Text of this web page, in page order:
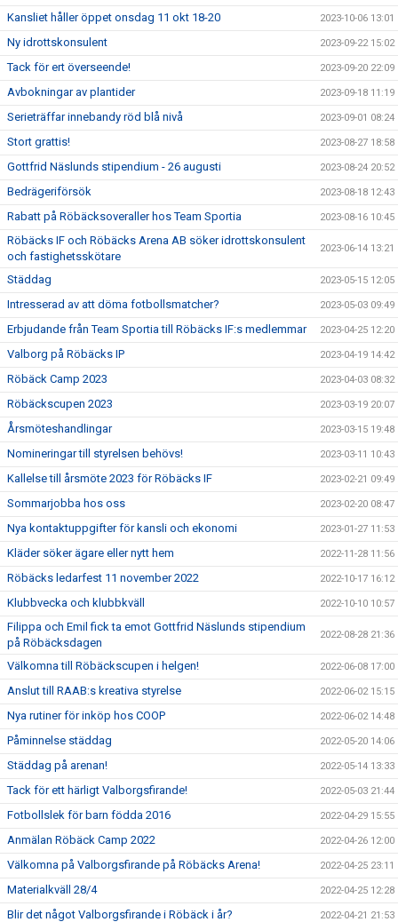
Kansliet håller öppet onsdag 11 okt 18-20 2023-10-06 13:01
Ny idrottskonsulent 2023-09-22 15:02
Tack för ert överseende! 2023-09-20 22:09
Avbokningar av plantider 2023-09-18 11:19
Serieträffar innebandy röd blå nivå 2023-09-01 08:24
Stort grattis! 2023-08-27 18:58
Gottfrid Näslunds stipendium - 26 augusti 2023-08-24 20:52
Bedrägeriförsök 2023-08-18 12:43
Rabatt på Röbäcksoveraller hos Team Sportia 2023-08-16 10:45
Röbäcks IF och Röbäcks Arena AB söker idrottskonsulent
och fastighetsskötare
2023-06-14 13:21
Städdag 2023-05-15 12:05
Intresserad av att döma fotbollsmatcher? 2023-05-03 09:49
Erbjudande från Team Sportia till Röbäcks IF:s medlemmar 2023-04-25 12:20
Valborg på Röbäcks IP 2023-04-19 14:42
Röbäck Camp 2023 2023-04-03 08:32
Röbäckscupen 2023 2023-03-19 20:07
Årsmöteshandlingar 2023-03-15 19:48
Nomineringar till styrelsen behövs! 2023-03-11 10:43
Kallelse till årsmöte 2023 för Röbäcks IF 2023-02-21 09:49
Sommarjobba hos oss 2023-02-20 08:47
Nya kontaktuppgifter för kansli och ekonomi 2023-01-27 11:53
Kläder söker ägare eller nytt hem 2022-11-28 11:56
Röbäcks ledarfest 11 november 2022 2022-10-17 16:12
Klubbvecka och klubbkväll 2022-10-10 10:57
Filippa och Emil fick ta emot Gottfrid Näslunds stipendium
på Röbäcksdagen
2022-08-28 21:36
Välkomna till Röbäckscupen i helgen! 2022-06-08 17:00
Anslut till RAAB:s kreativa styrelse 2022-06-02 15:15
Nya rutiner för inköp hos COOP 2022-06-02 14:48
Påminnelse städdag 2022-05-20 14:06
Städdag på arenan! 2022-05-14 13:33
Tack för ett härligt Valborgsfirande! 2022-05-03 21:44
Fotbollslek för barn födda 2016 2022-04-29 15:55
Anmälan Röbäck Camp 2022 2022-04-26 12:00
Välkomna på Valborgsfirande på Röbäcks Arena! 2022-04-25 23:11
Materialkväll 28/4 2022-04-25 12:28
Blir det något Valborgsfirande i Röbäck i år? 2022-04-21 21:53